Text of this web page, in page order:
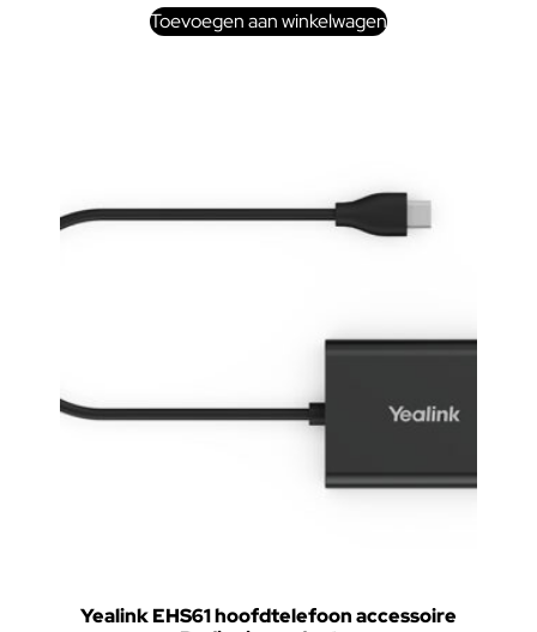
Toevoegen aan winkelwagen
Yealink EHS61 hoofdtelefoon accessoire